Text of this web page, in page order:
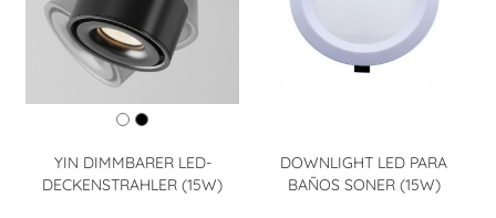
YIN DIMMBARER LED-
DECKENSTRAHLER (15W)
DOWNLIGHT LED PARA
BAÑOS SONER (15W)